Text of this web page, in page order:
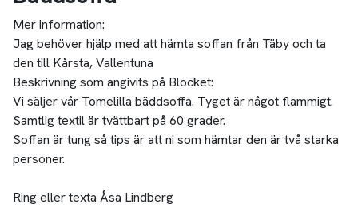
Mer information:
Jag behöver hjälp med att hämta soffan från Täby och ta
den till Kårsta, Vallentuna
Beskrivning som angivits på Blocket:
Vi säljer vår Tomelilla bäddsoffa. Tyget är något flammigt.
Samtlig textil är tvättbart på 60 grader.
Soffan är tung så tips är att ni som hämtar den är två starka
personer.
Ring eller texta Åsa Lindberg